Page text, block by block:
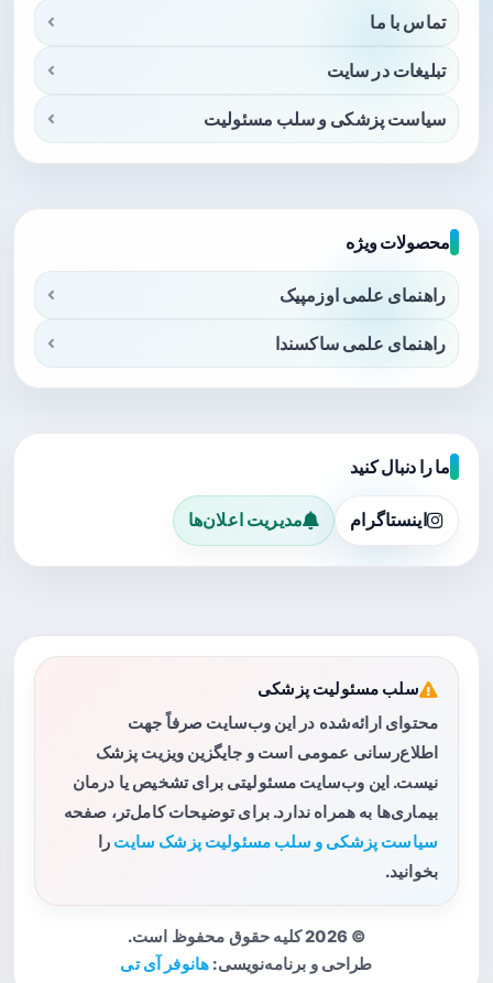
تماس با ما
تبلیغات در سایت
سیاست پزشکی و سلب مسئولیت
محصولات ویژه
راهنمای علمی اوزمپیک
راهنمای علمی ساکسندا
ما را دنبال کنید
اینستاگرام مدیریت اعلان‌ها
سلب مسئولیت پزشکی
محتوای ارائه‌شده در این وب‌سایت صرفاً جهت
اطلاع‌رسانی عمومی است و جایگزین ویزیت پزشک
نیست. این وب‌سایت مسئولیتی برای تشخیص یا درمان
بیماری‌ها به همراه ندارد. برای توضیحات کامل‌تر، صفحه
سیاست پزشکی و سلب مسئولیت پزشک سایت را
بخوانید.
© 2026 کلیه حقوق محفوظ است.
طراحی و برنامه‌نویسی: هانوفر آی تی